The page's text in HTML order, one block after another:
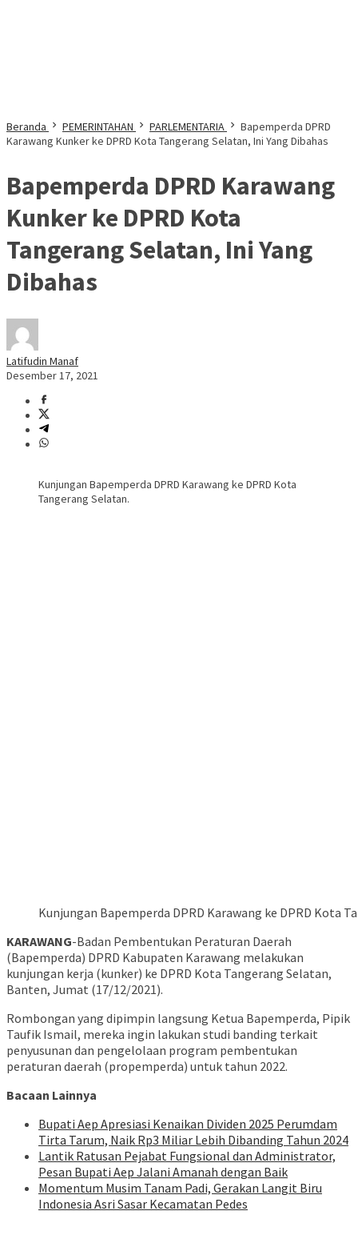
Beranda PEMERINTAHAN PARLEMENTARIA
Bapemperda DPRD
Karawang Kunker ke DPRD Kota Tangerang Selatan, Ini Yang Dibahas
Bapemperda DPRD Karawang
Kunker ke DPRD Kota
Tangerang Selatan, Ini Yang
Dibahas
Latifudin Manaf
Desember 17, 2021
Kunjungan Bapemperda DPRD Karawang ke DPRD Kota
Tangerang Selatan.
Kunjungan Bapemperda DPRD Karawang ke DPRD Kota
KARAWANG-Badan Pembentukan Peraturan Daerah
(Bapemperda) DPRD Kabupaten Karawang melakukan
kunjungan kerja (kunker) ke DPRD Kota Tangerang Selatan,
Banten, Jumat (17/12/2021).
Rombongan yang dipimpin langsung Ketua Bapemperda, Pipik
Taufik Ismail, mereka ingin lakukan studi banding terkait
penyusunan dan pengelolaan program pembentukan
peraturan daerah (propemperda) untuk tahun 2022.
Bacaan Lainnya
Bupati Aep Apresiasi Kenaikan Dividen 2025 Perumdam
Tirta Tarum, Naik Rp3 Miliar Lebih Dibanding Tahun 2024
Lantik Ratusan Pejabat Fungsional dan Administrator,
Pesan Bupati Aep Jalani Amanah dengan Baik
Momentum Musim Tanam Padi, Gerakan Langit Biru
Indonesia Asri Sasar Kecamatan Pedes